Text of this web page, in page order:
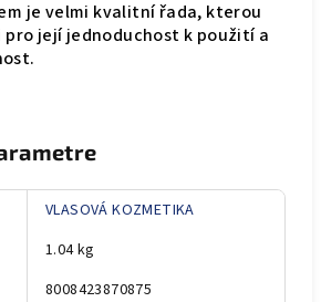
je velmi kvalitní řada, kterou
její jednoduchost k použití a
VLASOVÁ KOZMETIKA
1.04 kg
8008423870875